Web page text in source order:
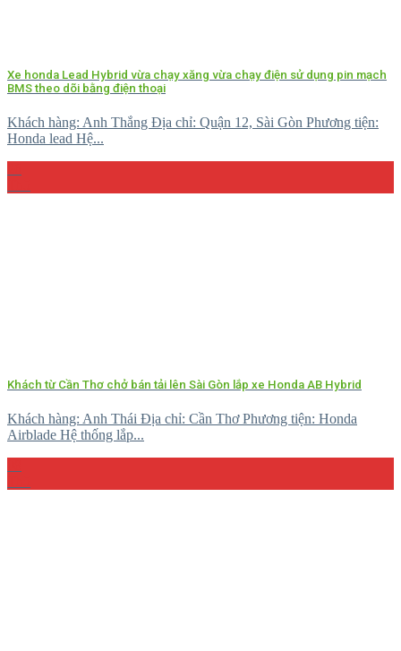
Xe honda Lead Hybrid vừa chạy xăng vừa chạy điện sử dụng pin mạch
BMS theo dõi bằng điện thoại
Khách hàng: Anh Thắng Địa chỉ: Quận 12, Sài Gòn Phương tiện:
Honda lead Hệ...
Khách từ Cần Thơ chở bán tải lên Sài Gòn lắp xe Honda AB Hybrid
Khách hàng: Anh Thái Địa chỉ: Cần Thơ Phương tiện: Honda
Airblade Hệ thống lắp...